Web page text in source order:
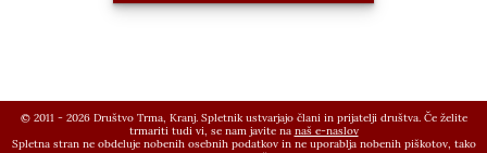
© 2011 - 2026 Društvo Trma, Kranj. Spletnik ustvarjajo člani in prijatelji društva. Če želite
trmariti tudi vi, se nam javite na naš e-naslov
Spletna stran ne obdeluje nobenih osebnih podatkov in ne uporablja nobenih piškotov, tako